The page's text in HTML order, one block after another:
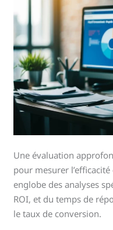
Une évaluation
pour mesurer l’efficacité
englobe des analyses
ROI, et du temps de
le taux de conversion.